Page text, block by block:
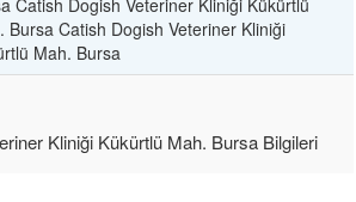
Catish Dogish Veteriner Kliniği Kükürtlü
Bursa Catish Dogish Veteriner Kliniği
Mah. Bursa
Kliniği Kükürtlü Mah. Bursa Bilgileri